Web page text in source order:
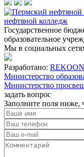
нефтяной колледж
Государственное
образовательное
Мы в социальных
Разработано: REKOON
Министерство
Министерство
задать вопрос
Заполните поля ниже,